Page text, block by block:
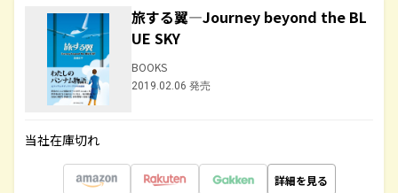
旅する翼―Journey beyond the BL
UE SKY
BOOKS
2019.02.06 発売
当社在庫切れ
詳細を見る